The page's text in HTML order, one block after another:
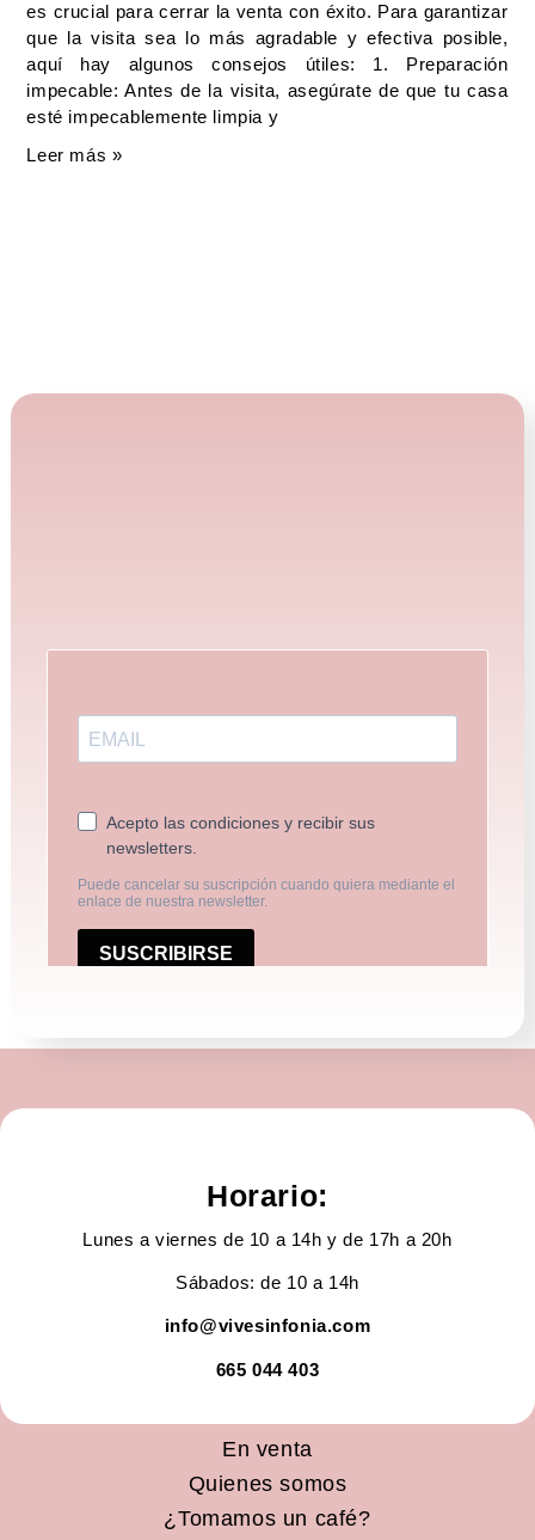
es crucial para cerrar la venta con éxito. Para garantizar
que la visita sea lo más agradable y efectiva posible,
aquí hay algunos consejos útiles: 1. Preparación
impecable: Antes de la visita, asegúrate de que tu casa
esté impecablemente limpia y
Leer más »
Horario:
Lunes a viernes de 10 a 14h y de 17h a 20h
Sábados: de 10 a 14h
info@vivesinfonia.com
665 044 403
En venta
Quienes somos
¿Tomamos un café?